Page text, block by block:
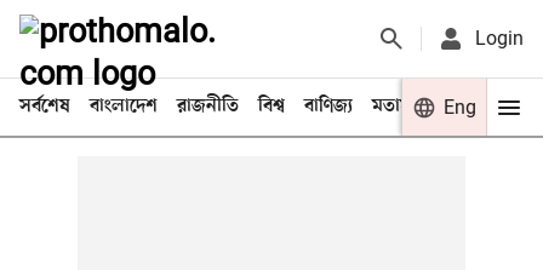
Login
সর্বশেষ বাংলাদেশ রাজনীতি বিশ্ব বাণিজ্য মতামত খেলা
Eng